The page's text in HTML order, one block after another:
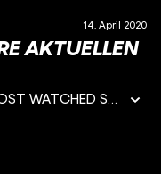
14. April 2020
AKTUELLEN
Heute geht es um eure TOP 10 MOST WATCHED Serien, die man geguckt haben sollte! IHR habt entschieden, was in dieser Top 10 Liste der besten Serien mit dabei ist.